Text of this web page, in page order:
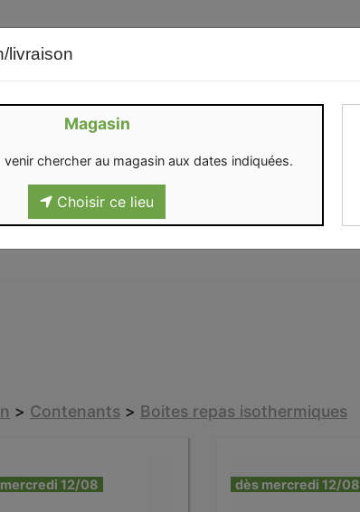
livraison
Magasin
chercher au magasin aux dates indiquées.
Choisir ce lieu
REPAS ISOTHERMIQUES
> Contenants > Boites repas isothermiques
12/08 dès mercredi 12/08